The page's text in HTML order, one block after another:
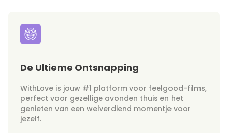
De Ultieme Ontsnapping
WithLove is jouw #1 platform voor feelgood-films,
perfect voor gezellige avonden thuis en het
genieten van een welverdiend momentje voor
jezelf.